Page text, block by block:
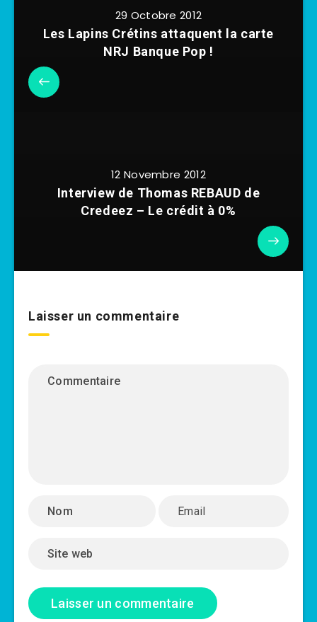
29 Octobre 2012
Les Lapins Crétins attaquent la carte
NRJ Banque Pop !
12 Novembre 2012
Interview de Thomas REBAUD de
Credeez – Le crédit à 0%
Laisser un commentaire